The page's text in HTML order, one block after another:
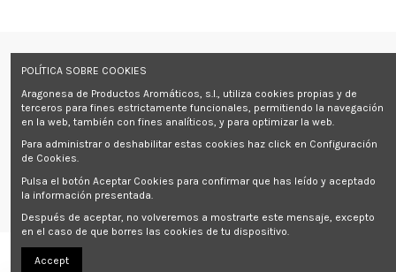
Información
Contact us
Follow us
Newsletter
POLÍTICA SOBRE COOKIES
Aragonesa de Productos Aromáticos, s.l., utiliza cookies propias y de
terceros para fines estrictamente funcionales, permitiendo la navegación
en la web, también con fines analíticos, y para optimizar la web.
Para administrar o deshabilitar estas cookies haz click en Configuración
de Cookies.
Pulsa el botón Aceptar Cookies para confirmar que has leído y aceptado
la información presentada.
Después de aceptar, no volveremos a mostrarte este mensaje, excepto
en el caso de que borres las cookies de tu dispositivo.
Accept